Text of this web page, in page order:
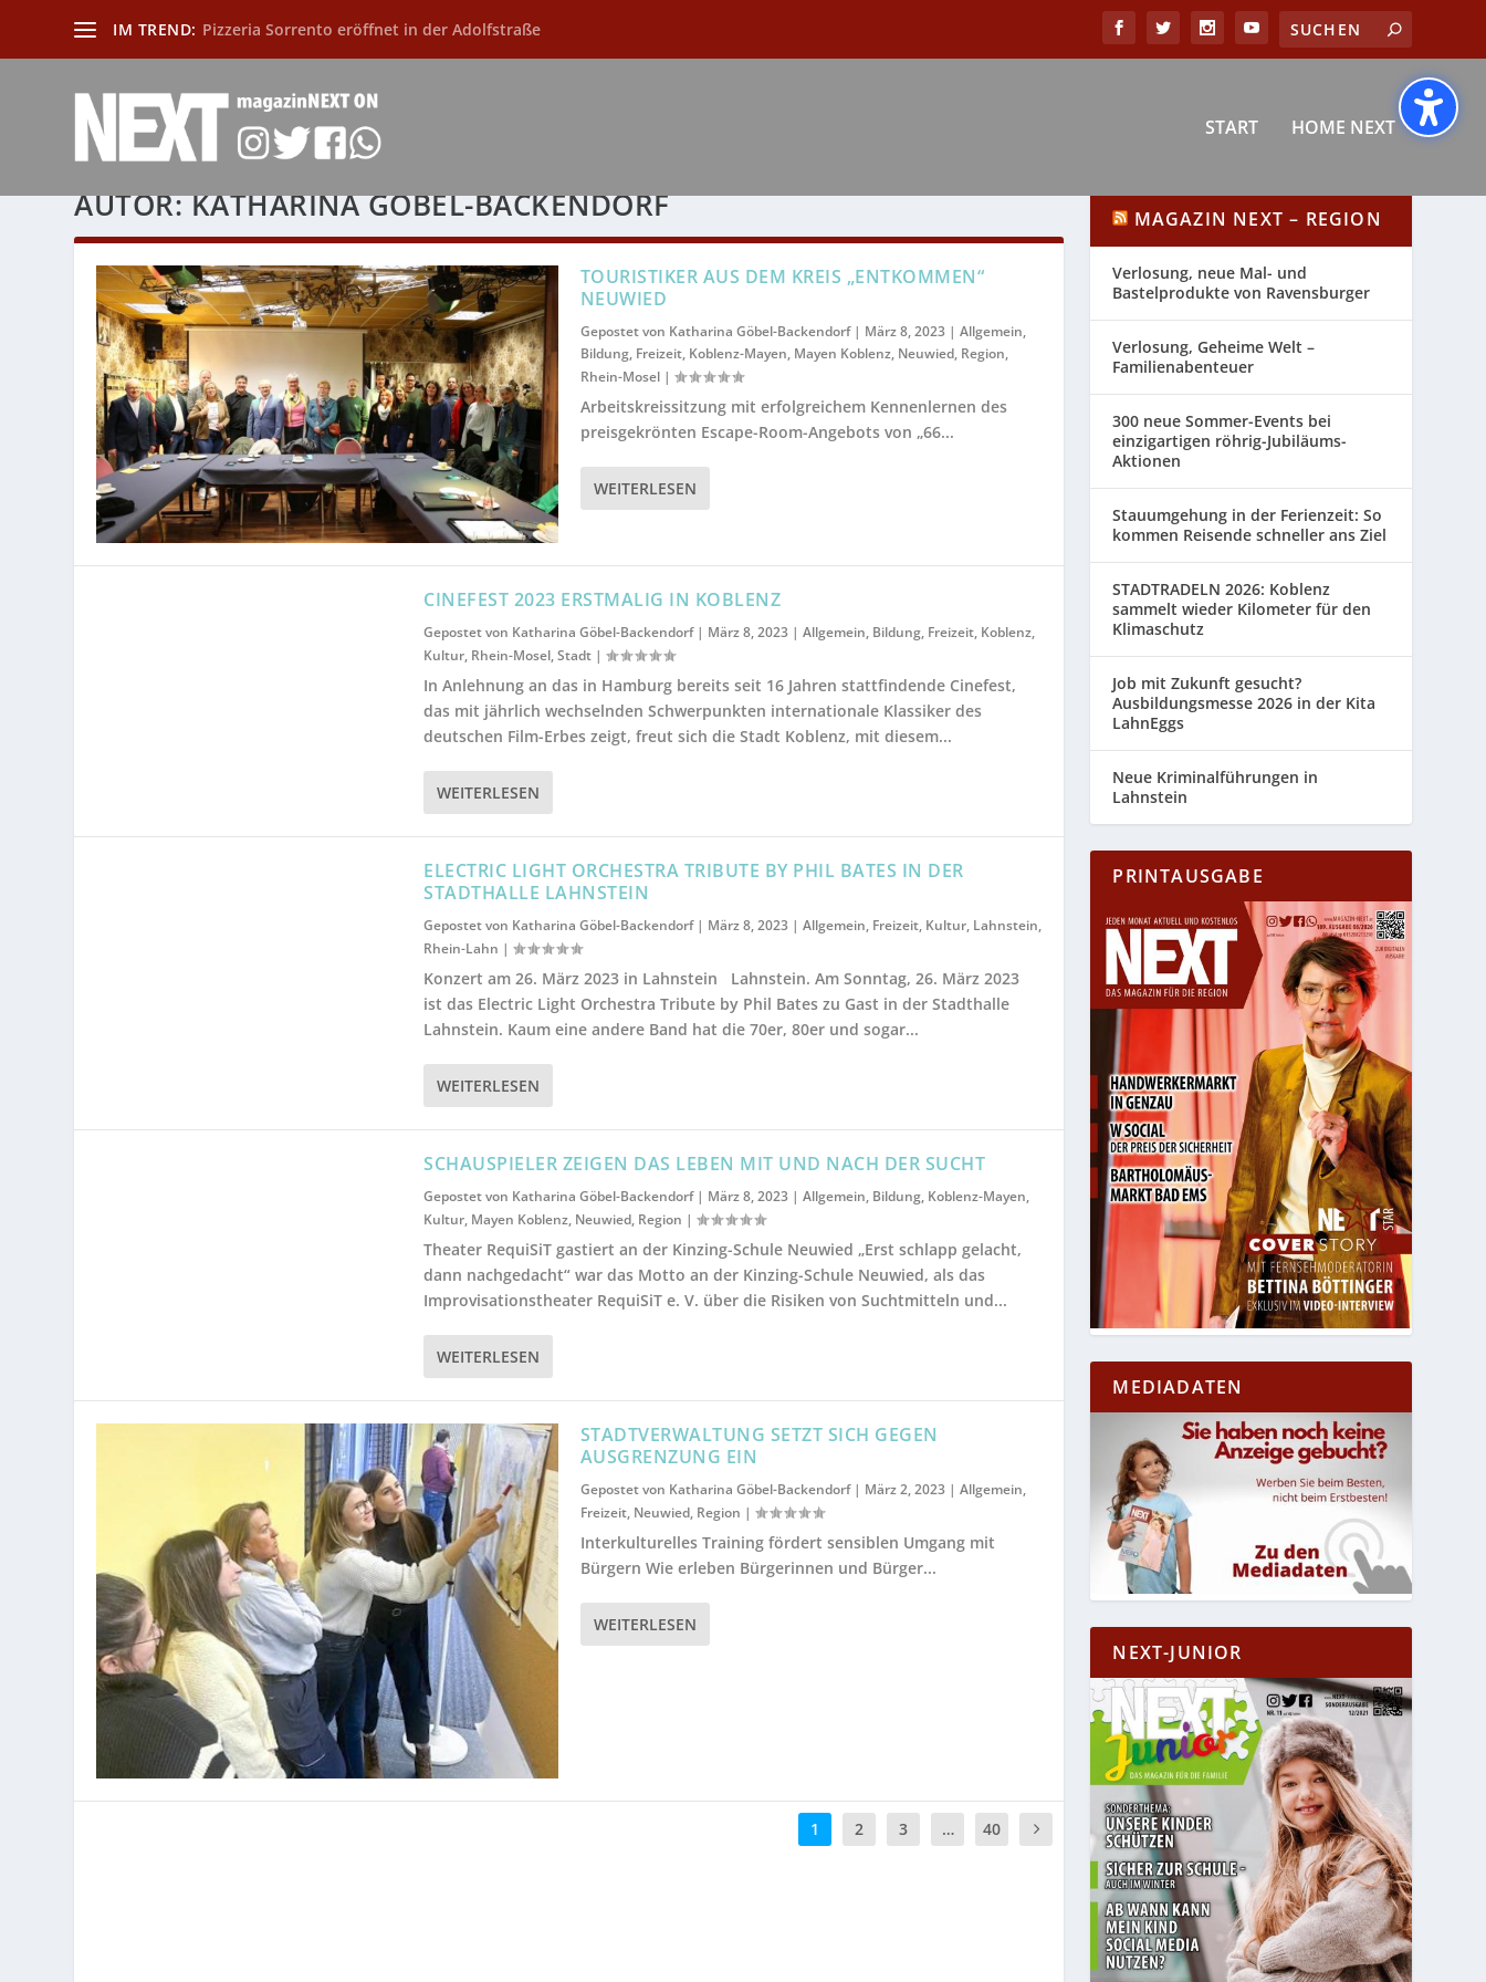
IM TREND: Pizzeria Sorrento eröffnet in der Adolfstraße
START HOME NEXT
AUTOR:KATHARINA GÖBEL-BACKENDORF
TOURISTIKER AUS DEM KREIS „ENTKOMMEN“
NEUWIED
Gepostet von Katharina Göbel-Backendorf| März 8, 2023| Allgemein,
Bildung, Freizeit, Koblenz-Mayen, Mayen Koblenz, Neuwied, Region,
Rhein-Mosel|
Arbeitskreissitzung mit erfolgreichem Kennenlernen des
preisgekrönten Escape-Room-Angebots von „66...
WEITERLESEN
CINEFEST 2023 ERSTMALIG IN KOBLENZ
Gepostet von Katharina Göbel-Backendorf| März 8, 2023 |Allgemein, Bildung, Freizeit, Koblenz,
Kultur, Rhein-Mosel,Stadt |
In Anlehnung an das in Hamburg bereits seit 16 Jahren stattfindende Cinefest,
das mit jährlich wechselnden Schwerpunkten internationale Klassiker des
deutschen Film-Erbes zeigt, freut sich die Stadt Koblenz, mit diesem...
WEITERLESEN
ELECTRIC LIGHT ORCHESTRA TRIBUTE BY PHIL BATES IN DER
STADTHALLE LAHNSTEIN
Gepostet von Katharina Göbel-Backendorf| März 8, 2023 |Allgemein, Freizeit, Kultur, Lahnstein,
Rhein-Lahn |
Konzert am 26. März 2023 in Lahnstein Lahnstein. Am Sonntag, 26. März 2023
ist das Electric Light Orchestra Tribute by Phil Bates zu Gast in der Stadthalle
Lahnstein. Kaum eine andere Band hat die 70er, 80er und sogar...
WEITERLESEN
SCHAUSPIELER ZEIGEN DAS LEBEN MIT UND NACH DER SUCHT
Gepostet von Katharina Göbel-Backendorf| März 8, 2023 |Allgemein, Bildung, Koblenz-Mayen,
Kultur, Mayen Koblenz, Neuwied, Region |
Theater RequiSiT gastiert an der Kinzing-Schule Neuwied „Erst schlapp gelacht,
dann nachgedacht“ war das Motto an der Kinzing-Schule Neuwied, als das
Improvisationstheater RequiSiT e. V. über die Risiken von Suchtmitteln und...
WEITERLESEN
STADTVERWALTUNG SETZT SICH GEGEN
AUSGRENZUNG EIN
Gepostet von Katharina Göbel-Backendorf| März 2, 2023| Allgemein,
Freizeit, Neuwied, Region |
Interkulturelles Training fördert sensiblen Umgang mit
Bürgern Wie erleben Bürgerinnen und Bürger...
WEITERLESEN
1 2 3 … 40
MAGAZIN NEXT – REGION
Verlosung, neue Mal- und
Bastelprodukte von Ravensburger
Verlosung, Geheime Welt –
Familienabenteuer
300 neue Sommer-Events bei
einzigartigen röhrig-Jubiläums-
Aktionen
Stauumgehung in der Ferienzeit: So
kommen Reisende schneller ans Ziel
STADTRADELN 2026: Koblenz
sammelt wieder Kilometer für den
Klimaschutz
Job mit Zukunft gesucht?
Ausbildungsmesse 2026 in der Kita
LahnEggs
Neue Kriminalführungen in
Lahnstein
PRINTAUSGABE
MEDIADATEN
NEXT-JUNIOR